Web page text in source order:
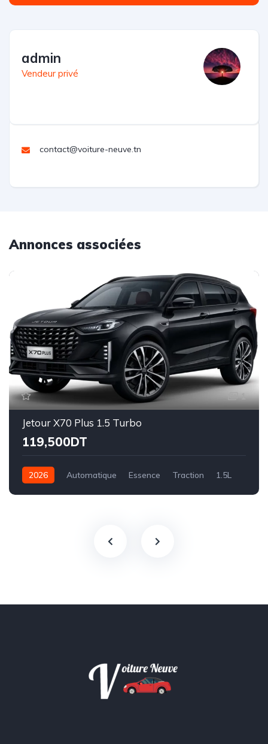
admin
Vendeur privé
contact@voiture-neuve.tn
Annonces associées
1
Jetour X70 Plus 1.5 Turbo
119,500DT
2026 Automatique Essence Traction 1.5L